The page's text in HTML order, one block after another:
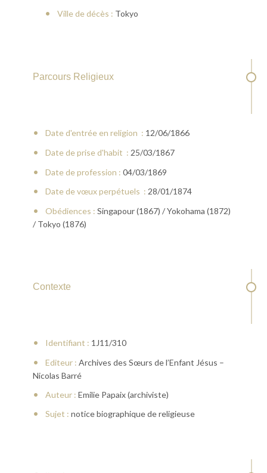
Ville de décès : Tokyo
Parcours Religieux
Date d'entrée en religion : 12/06/1866
Date de prise d'habit : 25/03/1867
Date de profession : 04/03/1869
Date de vœux perpétuels : 28/01/1874
Obédiences : Singapour (1867) / Yokohama (1872)
/ Tokyo (1876)
Contexte
Identifiant : 1J11/310
Editeur : Archives des Sœurs de l’Enfant Jésus –
Nicolas Barré
Auteur : Emilie Papaix (archiviste)
Sujet : notice biographique de religieuse